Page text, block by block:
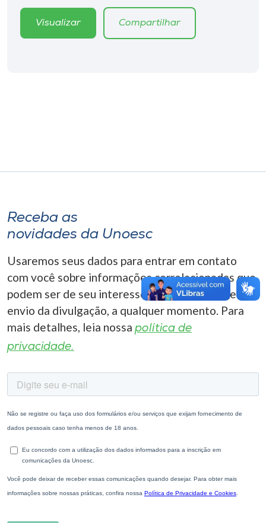
A-
Visualizar Compartilhar
Receba as
novidades da Unoesc
Usaremos seus dados para entrar em contato
com você sobre informações correlacionadas que
podem ser de seu interesse. Você pode cancelar o
envio da divulgação, a qualquer momento. Para
mais detalhes, leia nossa política de
privacidade.